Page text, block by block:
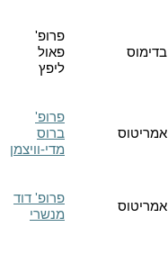
פרופ'
פאול
ליפץ
בדימוס
פרופ'
ברוס
מדי-וויצמן
אמריטוס
פרופ' דוד
מנשרי
אמריטוס